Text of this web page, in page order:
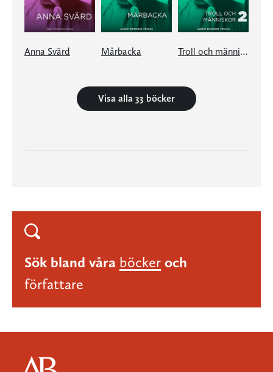
Anna Svärd Mårbacka Troll och människor II
Visa alla 33 böcker
Sök bland våra böcker och
författare